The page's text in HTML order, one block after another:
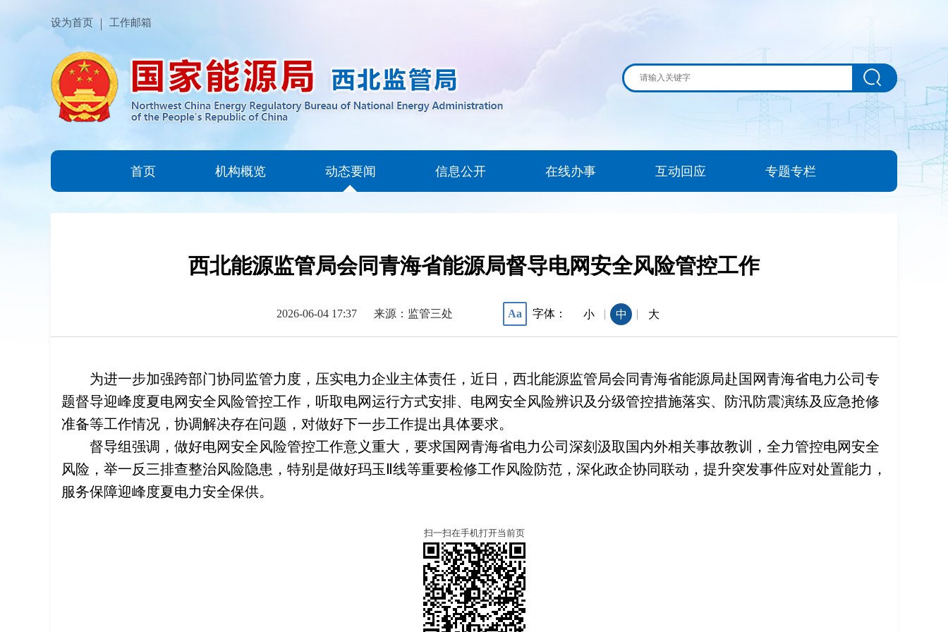
设为首页 工作邮箱
首页 机构概览 动态要闻 信息公开 在线办事 互动回应 专题专栏
西北能源监管局会同青海省能源局督导电网安全风险管控工作
2026-06-04 17:37 来源：监管三处 Aa 字体： 小 | 中 | 大
为进一步加强跨部门协同监管力度，压实电力企业主体责任，近日，西北能源监管局会同青海省能源局赴国网青海省电力公司专
题督导迎峰度夏电网安全风险管控工作，听取电网运行方式安排、电网安全风险辨识及分级管控措施落实、防汛防震演练及应急抢修
准备等工作情况，协调解决存在问题，对做好下一步工作提出具体要求。
督导组强调，做好电网安全风险管控工作意义重大，要求国网青海省电力公司深刻汲取国内外相关事故教训，全力管控电网安全
风险，举一反三排查整治风险隐患，特别是做好玛玉Ⅱ线等重要检修工作风险防范，深化政企协同联动，提升突发事件应对处置能力，
服务保障迎峰度夏电力安全保供。
扫一扫在手机打开当前页